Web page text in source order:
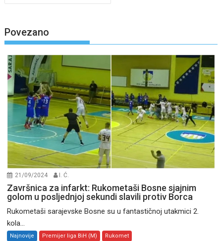
Povezano
21/09/2024 I. Ć.
Završnica za infarkt: Rukometaši Bosne sjajnim
golom u posljednjoj sekundi slavili protiv Borca
Rukometaši sarajevske Bosne su u fantastičnoj utakmici 2.
kola...
Najnovije Premijer liga BiH (M) Rukomet